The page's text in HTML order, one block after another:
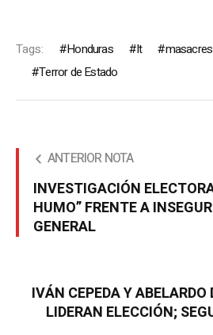
Tags: Honduras It masacres
Terror de Estado
ANTERIOR NOTA
INVESTIGACIÓN
HUMO” FRENTE A
GENERAL
IVÁN CEPEDA Y ABELARDO
LIDERAN ELECCIÓN;